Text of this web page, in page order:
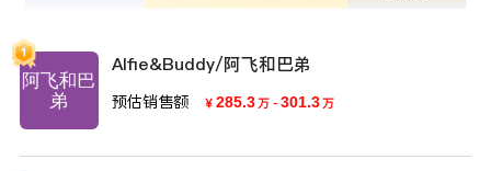
Alfie&Buddy/阿飞和巴弟
预估销售额 ￥ 285.3万 - 301.3万